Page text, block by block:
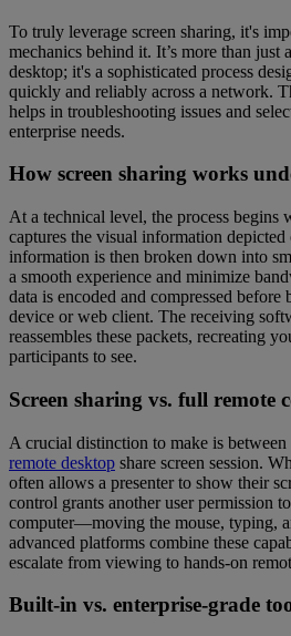
To truly leverage screen sharing, it's
mechanics behind it. It’s more than just
desktop; it's a sophisticated process
quickly and reliably across a network.
helps in troubleshooting issues and
enterprise needs.
How screen sharing works
At a technical level, the process begins
captures the visual information
information is then broken down into
a smooth experience and minimize
data is encoded and compressed before
device or web client. The receiving
reassembles these packets, recreating
participants to see.
Screen sharing vs. full remote
A crucial distinction to make is between
remote desktop share screen session.
often allows a presenter to show their
control grants another user permission
computer—moving the mouse, typing,
advanced platforms combine these
escalate from viewing to hands-on
Built-in vs. enterprise-grade